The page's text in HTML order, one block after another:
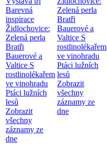
Barevná
inspirace
Židlochovice:
Zelená perla
Bratři
Bauerové a
Valtice S
rostlinolékařem
ve vinohradu
Ptáci lužních
lesů
Zobrazit
všechny
záznamy ze
dne
Zelená perla
Bratři
Bauerové a
Valtice S
rostlinolékařem
ve vinohradu
Ptáci lužních
lesů
Zobrazit
všechny
záznamy ze
dne